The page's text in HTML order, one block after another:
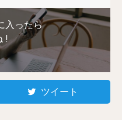
入ったら
!
ツイート